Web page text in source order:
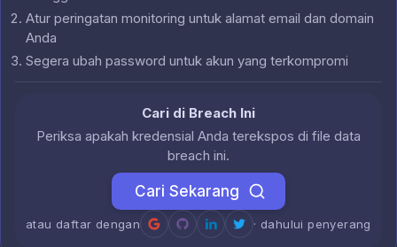
Atur peringatan monitoring untuk alamat email dan domain
Anda
Segera ubah password untuk akun yang terkompromi
Cari di Breach Ini
Periksa apakah kredensial Anda terekspos di file data
breach ini.
Cari Sekarang
atau daftar dengan · dahului penyerang